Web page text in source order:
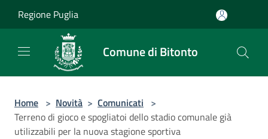
Regione Puglia
Comune di Bitonto
Home > Novità > Comunicati >
Terreno di gioco e spogliatoi dello stadio comunale già
utilizzabili per la nuova stagione sportiva